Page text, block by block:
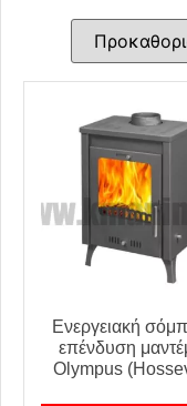
Ενεργειακή
επένδυση
Olympus